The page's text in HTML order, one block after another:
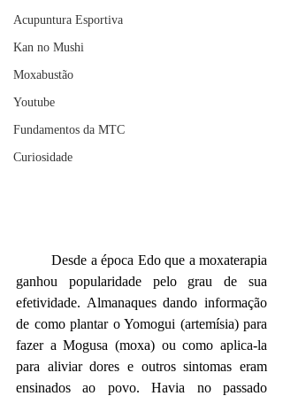
Acupuntura Esportiva
Kan no Mushi
Moxabustão
Youtube
Fundamentos da MTC
Curiosidade
Desde a época Edo que a moxaterapia
ganhou popularidade pelo grau de sua
efetividade. Almanaques dando informação
de como plantar o Yomogui (artemísia) para
fazer a Mogusa (moxa) ou como aplica-la
para aliviar dores e outros sintomas eram
ensinados ao povo. Havia no passado